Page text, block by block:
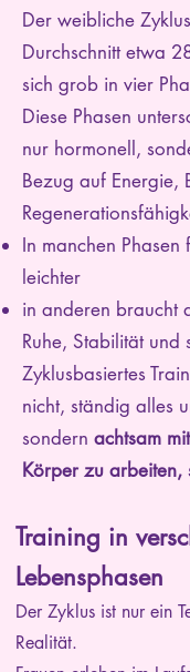
Der weibliche
Durchschnitt etwa
sich grob in vier
Diese Phasen
nur hormonell,
Bezug auf Energie,
In manchen
leichter
in anderen braucht
Ruhe, Stabilität und
Zyklusbasiertes
nicht, ständig alles
sondern achtsam
Körper zu arbeiten,
Training in
Lebensphasen
Der Zyklus ist nur ein
Realität.